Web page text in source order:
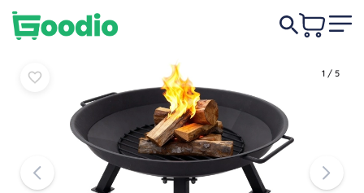
1 / 5
159,00 lei În coșÎn coș